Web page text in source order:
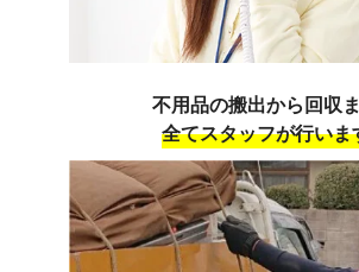
不用品の搬出から回収
全てスタッフが行いま